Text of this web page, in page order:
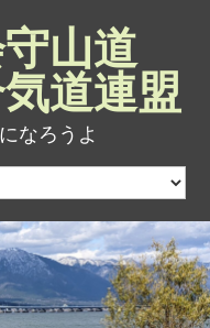
山道
道連盟
なろうよ